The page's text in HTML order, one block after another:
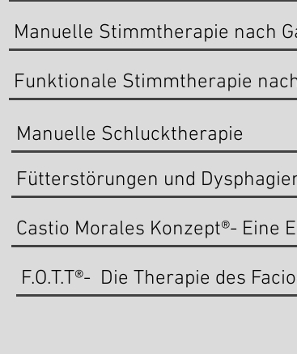
Manuelle Stimmtherapie nach
Funktionale Stimmtherapie
Manuelle Schlucktherapie
Fütterstörungen und
Castio Morales Konzept®- Eine
F.O.T.T®- Die Therapie des